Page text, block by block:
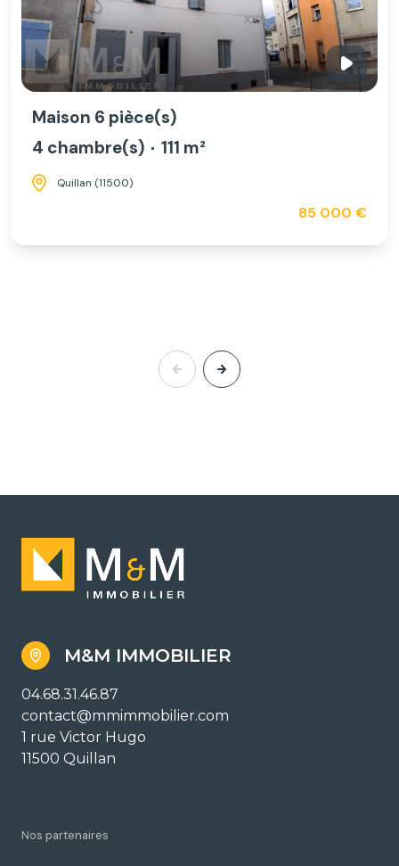
Maison 6 pièce(s)
4 chambre(s)
111 m²
Quillan (11500)
85 000 €
M&M IMMOBILIER
04.68.31.46.87
contact@mmimmobilier.com
1 rue Victor Hugo
11500 Quillan
Nos partenaires